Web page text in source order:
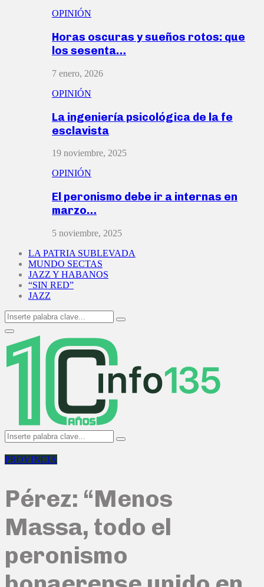
OPINIÓN
Horas oscuras y sueños rotos: que
los sesenta…
7 enero, 2026
OPINIÓN
La ingeniería psicológica de la fe
esclavista
19 noviembre, 2025
OPINIÓN
El peronismo debe ir a internas en
marzo…
5 noviembre, 2025
LA PATRIA SUBLEVADA
MUNDO SECTAS
JAZZ Y HABANOS
“SIN RED”
JAZZ
Search
for:
Search
Primary
Menu
Search
for:
Search
PROVINCIA
Pérez: “Menos
Massa, todo el
peronismo